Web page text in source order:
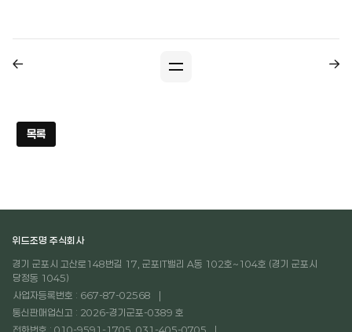
목록
위드조명 주식회사
경기 군포시 고산로148번길 17, 군포IT밸리 A동 102호~104호 (경기 군포시
당정동 1045)
사업자등록번호 : 667-87-02568
통신판매업신고 : 2026-경기군포-0389 호